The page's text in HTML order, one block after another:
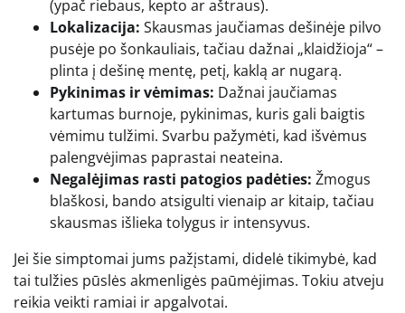
(ypač riebaus, kepto ar aštraus).
Lokalizacija: Skausmas jaučiamas dešinėje pilvo
pusėje po šonkauliais, tačiau dažnai „klaidžioja“ –
plinta į dešinę mentę, petį, kaklą ar nugarą.
Pykinimas ir vėmimas: Dažnai jaučiamas
kartumas burnoje, pykinimas, kuris gali baigtis
vėmimu tulžimi. Svarbu pažymėti, kad išvėmus
palengvėjimas paprastai neateina.
Negalėjimas rasti patogios padėties: Žmogus
blaškosi, bando atsigulti vienaip ar kitaip, tačiau
skausmas išlieka tolygus ir intensyvus.
Jei šie simptomai jums pažįstami, didelė tikimybė, kad
tai tulžies pūslės akmenligės paūmėjimas. Tokiu atveju
reikia veikti ramiai ir apgalvotai.